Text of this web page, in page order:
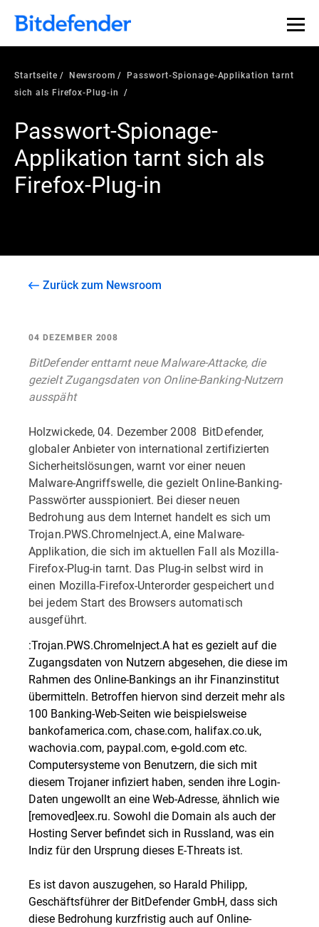
Startseite Newsroom
Passwort-Spionage-Applikation tarnt
sich als Firefox-Plug-in
Passwort-Spionage-
Applikation tarnt sich als
Firefox-Plug-in
Zurück zum Newsroom
04 DEZEMBER 2008
BitDefender enttarnt neue Malware-Attacke, die
gezielt Zugangsdaten von Online-Banking-Nutzern
ausspäht
Holzwickede, 04. Dezember 2008  BitDefender,
globaler Anbieter von international zertifizierten
Sicherheitslösungen, warnt vor einer neuen
Malware-Angriffswelle, die gezielt Online-Banking-
Passwörter ausspioniert. Bei dieser neuen
Bedrohung aus dem Internet handelt es sich um
Trojan.PWS.Chromelnject.A, eine Malware-
Applikation, die sich im aktuellen Fall als Mozilla-
Firefox-Plug-in tarnt. Das Plug-in selbst wird in
einen Mozilla-Firefox-Unterorder gespeichert und
bei jedem Start des Browsers automatisch
ausgeführt.
:Trojan.PWS.ChromeInject.A hat es gezielt auf die
Zugangsdaten von Nutzern abgesehen, die diese im
Rahmen des Online-Bankings an ihr Finanzinstitut
übermitteln. Betroffen hiervon sind derzeit mehr als
100 Banking-Web-Seiten wie beispielsweise
bankofamerica.com, chase.com, halifax.co.uk,
wachovia.com, paypal.com, e-gold.com etc.
Computersysteme von Benutzern, die sich mit
diesem Trojaner infiziert haben, senden ihre Login-
Daten ungewollt an eine Web-Adresse, ähnlich wie
[removed]eex.ru. Sowohl die Domain als auch der
Hosting Server befindet sich in Russland, was ein
Indiz für den Ursprung dieses E-Threats ist.
Es ist davon auszugehen, so Harald Philipp,
Geschäftsführer der BitDefender GmbH, dass sich
diese Bedrohung kurzfristig auch auf Online-